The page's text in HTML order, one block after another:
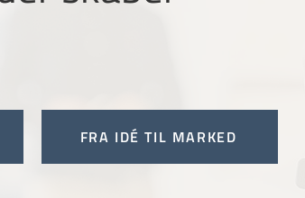
FRA IDÉ TIL MARKED